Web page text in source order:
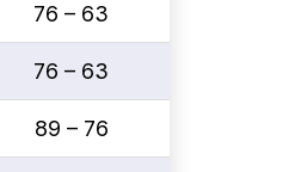
76 – 63
76 – 63
89 – 76